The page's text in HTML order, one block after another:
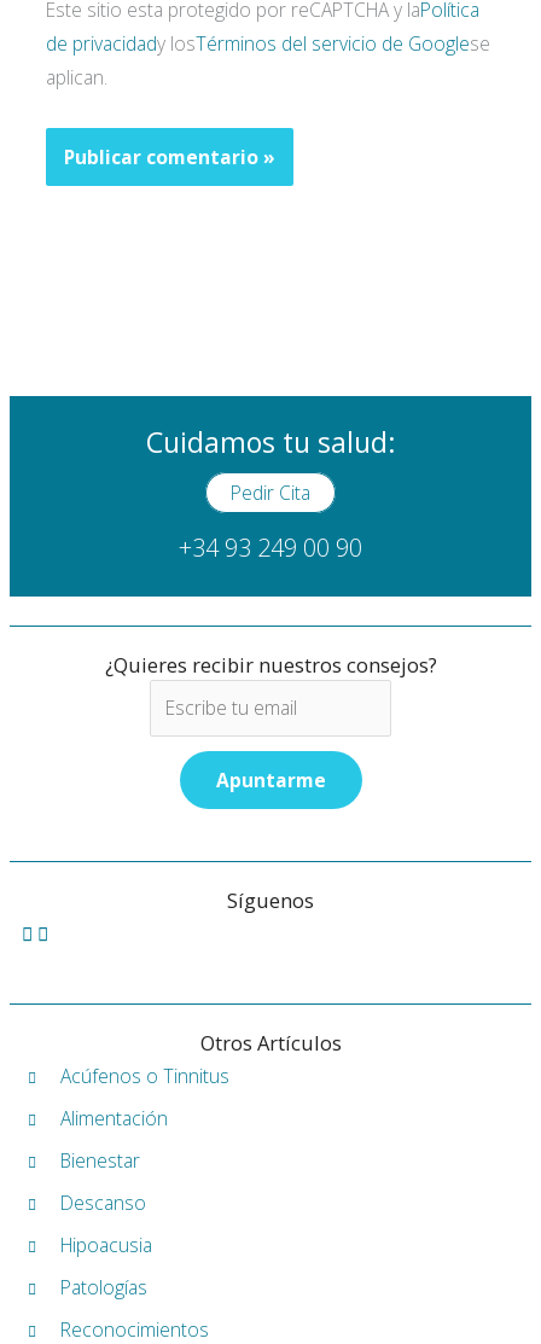
Este sitio esta protegido por reCAPTCHA y laPolítica
de privacidady losTérminos del servicio de Googlese
aplican.
Cuidamos tu salud:
Pedir Cita
+34 93 249 00 90
¿Quieres recibir nuestros consejos?
Síguenos
Otros Artículos
Acúfenos o Tinnitus
Alimentación
Bienestar
Descanso
Hipoacusia
Patologías
Reconocimientos